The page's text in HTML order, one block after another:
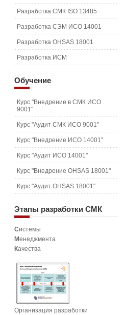
Разработка СМК ISO 13485
Разработка СЭМ ИСО 14001
Разработка OHSAS 18001
Разработка ИСМ
Обучение
Курс "Внедрение в СМК ИСО
9001"
Курс "Аудит СМК ИСО 9001"
Курс "Внедрение ИСО 14001"
Курс "Аудит ИСО 14001"
Курс "Внедрение OHSAS 18001"
Курс "Аудит OHSAS 18001"
Этапы разработки СМК
Системы
Менеджмента
Качества
Организация разработки